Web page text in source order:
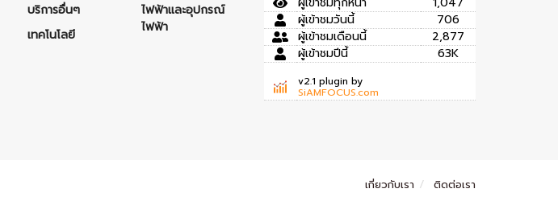
บริการอื่นๆ
เทคโนโลยี
ไฟฟ้าและอุปกรณ์
ไฟฟ้า
ผู้เข้าชมวันนี้
706
ผู้เข้าชมเดือนนี้
2,877
ผู้เข้าชมปีนี้
63K
v2.1 plugin by
SiAMFOCUS.com
เกี่ยวกับเรา ติดต่อเรา